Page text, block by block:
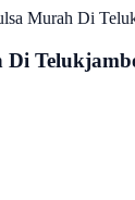
Murah Di
Di